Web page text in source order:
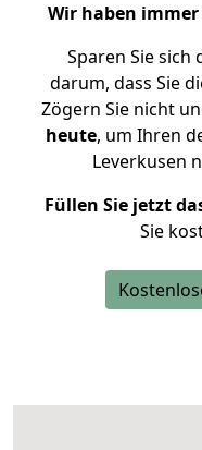
Wir haben
Sparen Sie sich
darum, dass Sie
Zögern Sie nicht
heute, um Ihren
Leverkusen
Füllen Sie jetzt
Sie